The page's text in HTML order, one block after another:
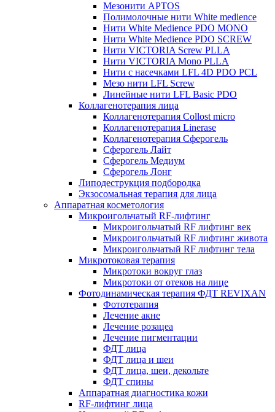
Мезонити APTOS
Полимолочные нити White medience
Нити White Medience PDO MONO
Нити White Medience PDO SCREW
Нити VICTORIA Screw PLLA
Нити VICTORIA Mono PLLA
Нити с насечками LFL 4D PDO PCL
Мезо нити LFL Screw
Линейные нити LFL Basic PDO
Коллагенотерапия лица
Коллагенотерапия Collost micro
Коллагенотерапия Linerase
Коллагенотерапия Сферогель
Сферогель Лайт
Сферогель Медиум
Сферогель Лонг
Липодеструкция подбородка
Экзосомальная терапия для лица
Аппаратная косметология
Микроигольчатый RF-лифтинг
Микроигольчатый RF лифтинг век
Микроигольчатый RF лифтинг живота
Микроигольчатый RF лифтинг тела
Микротоковая терапия
Микротоки вокруг глаз
Микротоки от отеков на лице
Фотодинамическая терапия ФДТ REVIXAN
Фототерапия
Лечение акне
Лечение розацеа
Лечение пигментации
ФДТ лица
ФДТ лица и шеи
ФДТ лица, шеи, декольте
ФДТ спины
Аппаратная диагностика кожи
RF-лифтинг лица